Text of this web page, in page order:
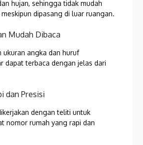
hujan, sehingga tidak mudah
dipasang di luar ruangan.
Mudah Dibaca
ukuran angka dan huruf
dapat terbaca dengan jelas dari
dan Presisi
dengan teliti untuk
nomor rumah yang rapi dan